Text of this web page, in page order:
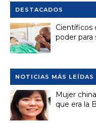
DESTACADOS
Científicos
poder para
NOTICIAS MÁS LEÍDAS
Mujer
que era la